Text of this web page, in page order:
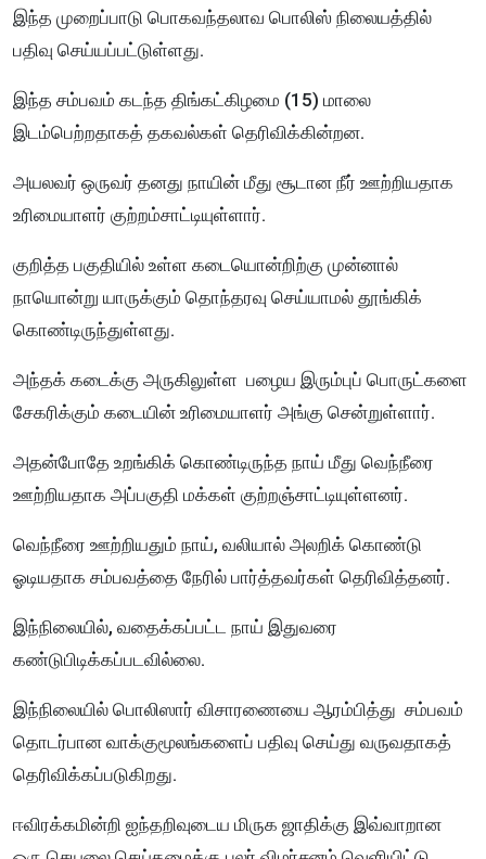
இந்த முறைப்பாடு பொகவந்தலாவ பொலிஸ் நிலையத்தில்
பதிவு செய்யப்பட்டுள்ளது.
இந்த சம்பவம் கடந்த திங்கட்கிழமை (15) மாலை
இடம்பெற்றதாகத் தகவல்கள் தெரிவிக்கின்றன.
அயலவர் ஒருவர் தனது நாயின் மீது சூடான நீர் ஊற்றியதாக
உரிமையாளர் குற்றம்சாட்டியுள்ளார்.
குறித்த பகுதியில் உள்ள கடையொன்றிற்கு முன்னால்
நாயொன்று யாருக்கும் தொந்தரவு செய்யாமல் தூங்கிக்
கொண்டிருந்துள்ளது.
அந்தக் கடைக்கு அருகிலுள்ள பழைய இரும்புப் பொருட்களை
சேகரிக்கும் கடையின் உரிமையாளர் அங்கு சென்றுள்ளார்.
அதன்போதே உறங்கிக் கொண்டிருந்த நாய் மீது வெந்நீரை
ஊற்றியதாக அப்பகுதி மக்கள் குற்றஞ்சாட்டியுள்ளனர்.
வெந்நீரை ஊற்றியதும் நாய், வலியால் அலறிக் கொண்டு
ஓடியதாக சம்பவத்தை நேரில் பார்த்தவர்கள் தெரிவித்தனர்.
இந்நிலையில், வதைக்கப்பட்ட நாய் இதுவரை
கண்டுபிடிக்கப்படவில்லை.
இந்நிலையில் பொலிஸார் விசாரணையை ஆரம்பித்து சம்பவம்
தொடர்பான வாக்குமூலங்களைப் பதிவு செய்து வருவதாகத்
தெரிவிக்கப்படுகிறது.
ஈவிரக்கமின்றி ஐந்தறிவுடைய மிருக ஜாதிக்கு இவ்வாறான